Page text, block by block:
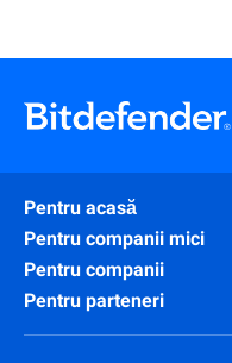
Pentru acasă
Pentru companii mici
Pentru companii
Pentru parteneri